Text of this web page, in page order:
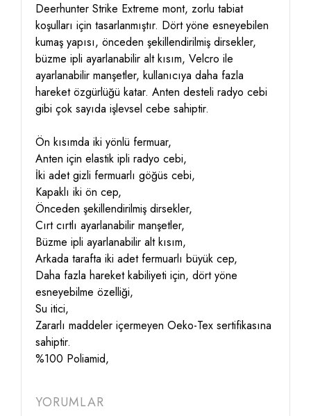
Deerhunter Strike Extreme mont, zorlu tabiat
koşulları için tasarlanmıştır. Dört yöne esneyebilen
kumaş yapısı, önceden şekillendirilmiş dirsekler,
büzme ipli ayarlanabilir alt kısım, Velcro ile
ayarlanabilir manşetler, kullanıcıya daha fazla
hareket özgürlüğü katar. Anten desteli radyo cebi
gibi çok sayıda işlevsel cebe sahiptir.
Ön kısımda iki yönlü fermuar,
Anten için elastik ipli radyo cebi,
İki adet gizli fermuarlı göğüs cebi,
Kapaklı iki ön cep,
Önceden şekillendirilmiş dirsekler,
Cırt cırtlı ayarlanabilir manşetler,
Büzme ipli ayarlanabilir alt kısım,
Arkada tarafta iki adet fermuarlı büyük cep,
Daha fazla hareket kabiliyeti için, dört yöne
esneyebilme özelliği,
Su itici,
Zararlı maddeler içermeyen Oeko-Tex sertifikasına
sahiptir.
%100 Poliamid,
YORUMLAR